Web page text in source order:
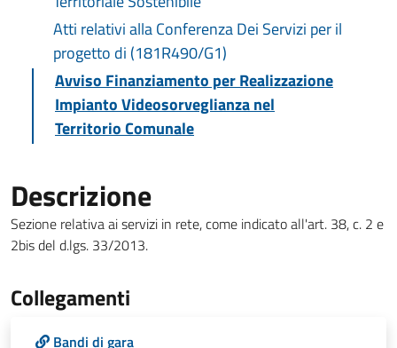
Atti relativi alla Conferenza Dei Servizi per il
progetto di (181R490/G1)
Avviso Finanziamento per Realizzazione
Impianto Videosorveglianza nel
Territorio Comunale
Descrizione
Sezione relativa ai servizi in rete, come indicato all'art. 38, c. 2 e
2bis del d.lgs. 33/2013.
Collegamenti
Bandi di gara